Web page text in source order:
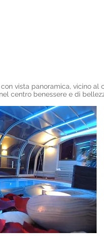
vista panoramica, vicino al
centro benessere e di